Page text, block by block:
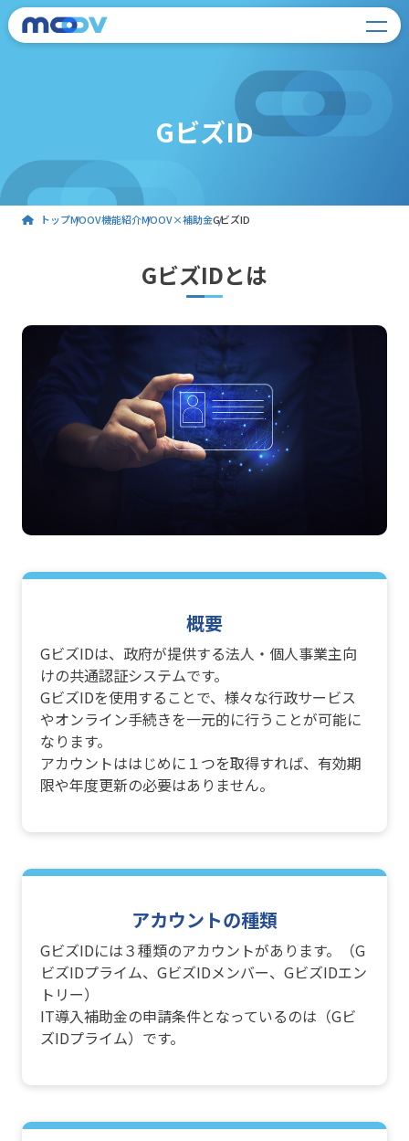
GビズID
トップMOOV機能紹介MOOV×補助金GビズID
GビズIDとは
概要
GビズIDは、政府が提供する法人・個人事業主向
けの共通認証システムです。
GビズIDを使用することで、様々な行政サービス
やオンライン手続きを一元的に行うことが可能に
なります。
アカウントははじめに１つを取得すれば、有効期
限や年度更新の必要はありません。
アカウントの種類
GビズIDには３種類のアカウントがあります。（G
ビズIDプライム、GビズIDメンバー、GビズIDエン
トリー）
IT導入補助金の申請条件となっているのは（Gビ
ズIDプライム）です。